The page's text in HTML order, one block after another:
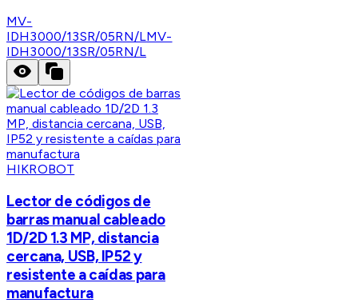
MV-
IDH3000/13SR/05RN/LMV-
IDH3000/13SR/05RN/L
HIKROBOT
Lector de códigos de
barras manual cableado
1D/2D 1.3 MP, distancia
cercana, USB, IP52 y
resistente a caídas para
manufactura